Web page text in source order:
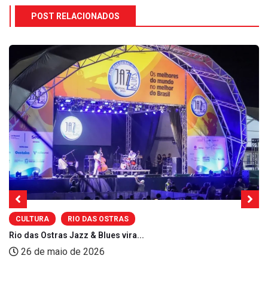
POST RELACIONADOS
CULTURA RIO DAS OSTRAS
Rio das Ostras Jazz & Blues vira...
26 de maio de 2026